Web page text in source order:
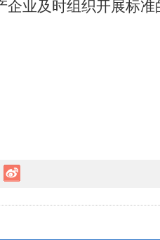
企业及时组织开展标